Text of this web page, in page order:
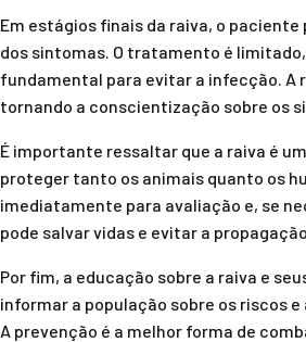
Em estágios finais da raiva, o
dos sintomas. O tratamento é
fundamental para evitar a infecção. A
tornando a conscientização sobre os
É importante ressaltar que a raiva é
proteger tanto os animais quanto os
imediatamente para avaliação e, se
pode salvar vidas e evitar a
Por fim, a educação sobre a raiva e
informar a população sobre os riscos
A prevenção é a melhor forma de